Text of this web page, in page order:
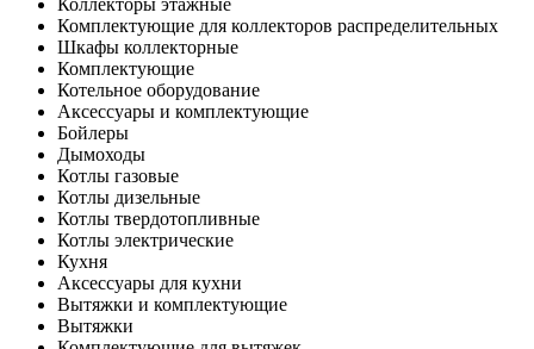
Коллекторы этажные
Комплектующие для коллекторов распределительных
Шкафы коллекторные
Комплектующие
Котельное оборудование
Аксессуары и комплектующие
Бойлеры
Дымоходы
Котлы газовые
Котлы дизельные
Котлы твердотопливные
Котлы электрические
Кухня
Аксессуары для кухни
Вытяжки и комплектующие
Вытяжки